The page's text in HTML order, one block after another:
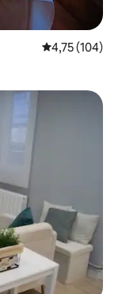
4,75 ud af 5 i
4,75 (104)